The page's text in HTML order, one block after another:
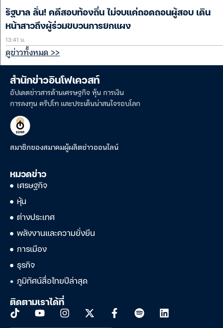
รัฐบาล ลั่น! คดีสอบท้องถิ่น ไม่จบแค่ถอดถอนผู้สอบ เดิน
หน้าสาวถึงผู้ร่วมขบวนการยกแผง
13:41 น.
ดูข่าวทั้งหมด >>
สำนักข่าวอินโฟเควสท์
อัปเดตข่าวสารด้านเศรษฐกิจ หุ้น การเงิน
การลงทุน คริปโท และประเด็นน่าสนใจรอบโลก
สมาชิกของสมาคมผู้ผลิตข่าวออนไลน์
หมวดข่าว
เศรษฐกิจ
หุ้น
ต่างประเทศ
พลังงานและความยั่งยืน
การเมือง
ธุรกิจ
ภูมิทัศน์สื่อไทยปีล่าสุด
ติดตามเราได้ที่